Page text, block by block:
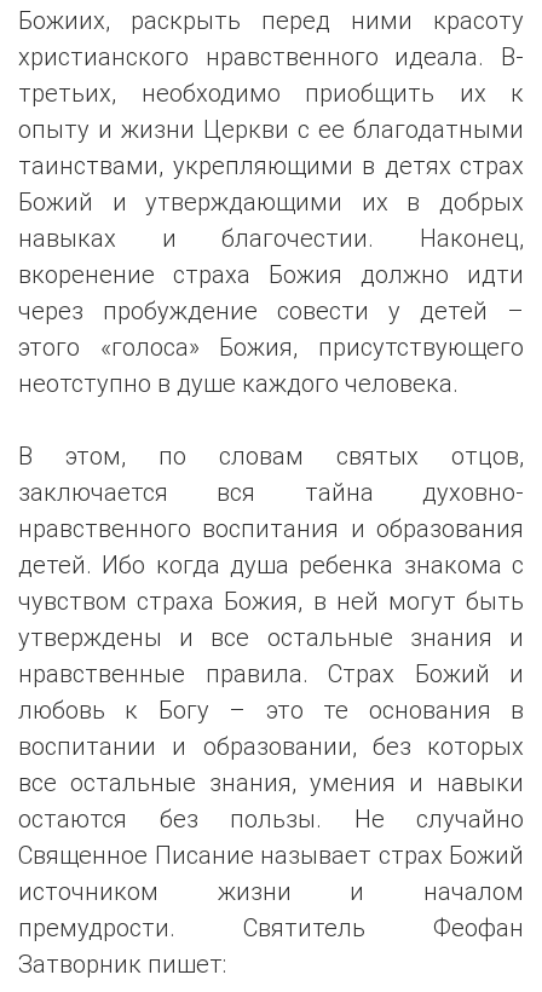
Божиих, раскрыть перед ними красоту
христианского нравственного идеала. В-
третьих, необходимо приобщить их к
опыту и жизни Церкви с ее благодатными
таинствами, укрепляющими в детях страх
Божий и утверждающими их в добрых
навыках и благочестии. Наконец,
вкоренение страха Божия должно идти
через пробуждение совести у детей –
этого «голоса» Божия, присутствующего
неотступно в душе каждого человека.
В этом, по словам святых отцов,
заключается вся тайна духовно-
нравственного воспитания и образования
детей. Ибо когда душа ребенка знакома с
чувством страха Божия, в ней могут быть
утверждены и все остальные знания и
нравственные правила. Страх Божий и
любовь к Богу – это те основания в
воспитании и образовании, без которых
все остальные знания, умения и навыки
остаются без пользы. Не случайно
Священное Писание называет страх Божий
источником жизни и началом
премудрости. Святитель Феофан
Затворник пишет: